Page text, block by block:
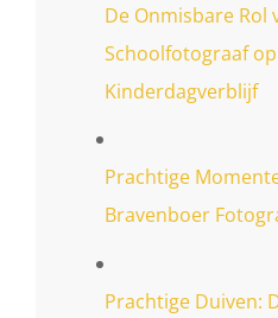
De Onmisbare Rol
Schoolfotograaf
Kinderdagverblijf
Prachtige
Bravenboer
Prachtige Duiven: